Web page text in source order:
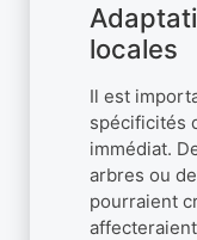
locales
Il est
spécificités
immédiat.
arbres ou
pourraient